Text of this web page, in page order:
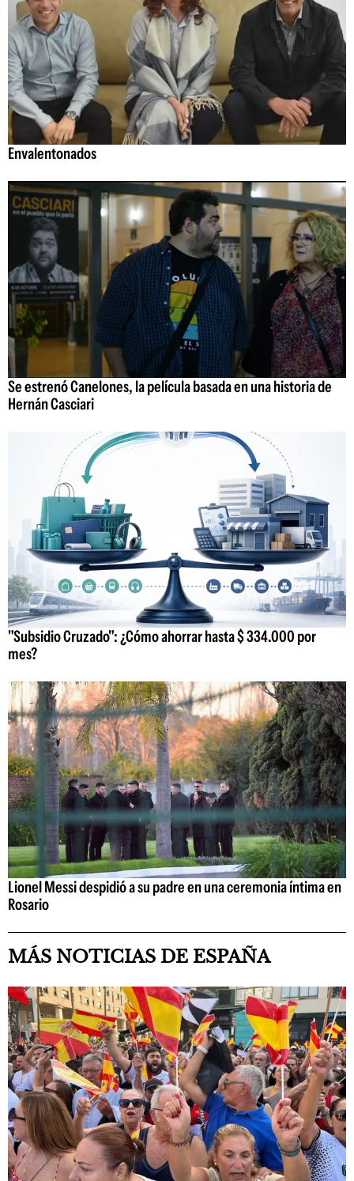
Envalentonados
Se estrenó Canelones, la película basada en una historia de
Hernán Casciari
"Subsidio Cruzado": ¿Cómo ahorrar hasta $ 334.000 por
mes?
Lionel Messi despidió a su padre en una ceremonia íntima en
Rosario
MÁS NOTICIAS DE ESPAÑA